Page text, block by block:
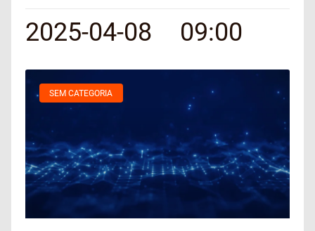
2025-04-08 09:00
SEM CATEGORIA